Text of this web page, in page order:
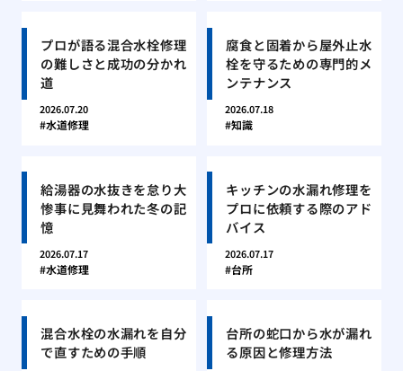
プロが語る混合水栓修理
の難しさと成功の分かれ
道
2026.07.20
水道修理
腐食と固着から屋外止水
栓を守るための専門的メ
ンテナンス
2026.07.18
知識
給湯器の水抜きを怠り大
惨事に見舞われた冬の記
憶
2026.07.17
水道修理
キッチンの水漏れ修理を
プロに依頼する際のアド
バイス
2026.07.17
台所
混合水栓の水漏れを自分
で直すための手順
台所の蛇口から水が漏れ
る原因と修理方法